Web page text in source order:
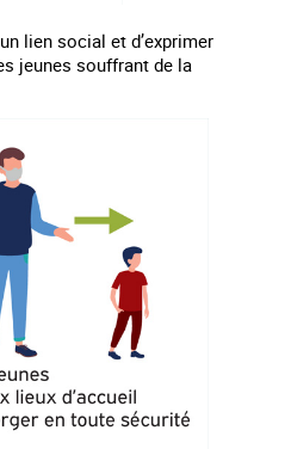
lien social et d’exprimer
jeunes souffrant de la